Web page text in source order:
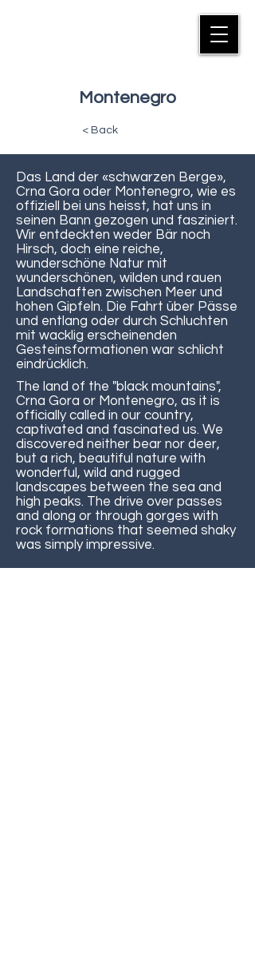
Montenegro
< Back
Das Land der «schwarzen Berge»,
Crna Gora oder Montenegro, wie es
offiziell bei uns heisst, hat uns in
seinen Bann gezogen und fasziniert.
Wir entdeckten weder Bär noch
Hirsch, doch eine reiche,
wunderschöne Natur mit
wunderschönen, wilden und rauen
Landschaften zwischen Meer und
hohen Gipfeln. Die Fahrt über Pässe
und entlang oder durch Schluchten
mit wacklig erscheinenden
Gesteinsformationen war schlicht
eindrücklich.
The land of the "black mountains",
Crna Gora or Montenegro, as it is
officially called in our country,
captivated and fascinated us. We
discovered neither bear nor deer,
but a rich, beautiful nature with
wonderful, wild and rugged
landscapes between the sea and
high peaks. The drive over passes
and along or through gorges with
rock formations that seemed shaky
was simply impressive.